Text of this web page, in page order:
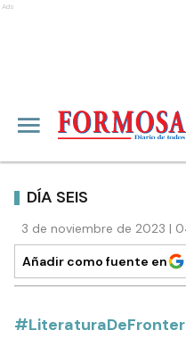
Ads
DÍA SEIS
3 de noviembre de 2023 |
Añadir como fuente en